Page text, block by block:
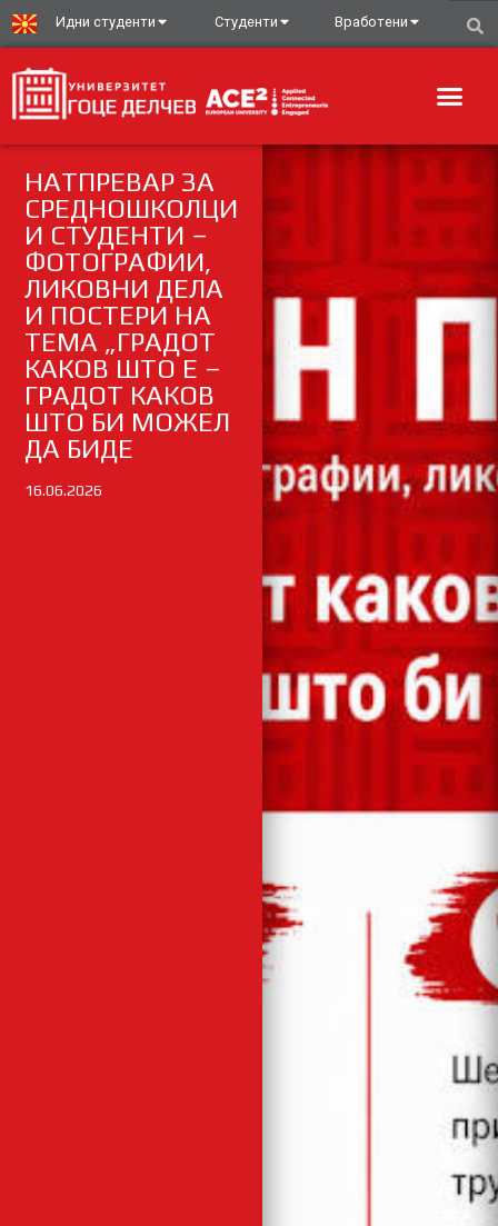
Идни студенти Студенти Вработени
НАТПРЕВАР ЗА
СРЕДНОШКОЛЦИ
И СТУДЕНТИ –
ФОТОГРАФИИ,
ЛИКОВНИ ДЕЛА
И ПОСТЕРИ НА
ТЕМА „ГРАДОТ
КАКОВ ШТО Е –
ГРАДОТ КАКОВ
ШТО БИ МОЖЕЛ
ДА БИДЕ
16.06.2026